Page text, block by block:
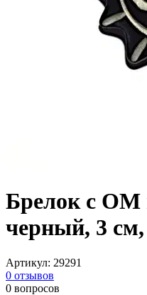
Брелок с ОМ
черный, 3 см,
Артикул: 29291
0 отзывов
0 вопросов